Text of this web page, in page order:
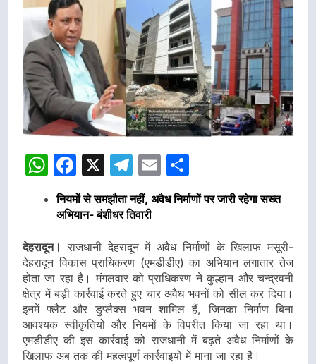
WhatsApp
Facebook
X Telegram
Email
नियमों से समझौता नहीं, अवैध निर्माणों पर जारी रहेगा सख्त
अभियान- बंशीधर तिवारी
देहरादून। राजधानी देहरादून में अवैध निर्माणों के खिलाफ मसूरी-
देहरादून विकास प्राधिकरण (एमडीडीए) का अभियान लगातार तेज
होता जा रहा है। मंगलवार को प्राधिकरण ने कुल्हान और चन्द्रवनी
क्षेत्र में बड़ी कार्रवाई करते हुए चार अवैध भवनों को सील कर दिया।
इनमें फ्लैट और डुप्लैक्स भवन शामिल हैं, जिनका निर्माण बिना
आवश्यक स्वीकृतियों और नियमों के विपरीत किया जा रहा था।
एमडीडीए की इस कार्रवाई को राजधानी में बढ़ते अवैध निर्माणों के
खिलाफ अब तक की महत्वपूर्ण कार्रवाइयों में माना जा रहा है।